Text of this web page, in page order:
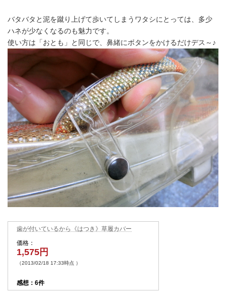
バタバタと泥を蹴り上げて歩いてしまうワタシにとっては、多少
ハネが少なくなるのも魅力です。
使い方は「おとも」と同じで、鼻緒にボタンをかけるだけデス～♪
歯が付いているから《はつき》草履カバー
価格：
1,575円
（2013/02/18 17:33時点 ）
感想：6件